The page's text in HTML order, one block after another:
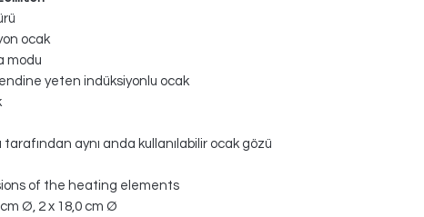
ocak
modu
yeten indüksiyonlu ocak
tarafından aynı anda kullanılabilir ocak gözü
of the heating elements
cm Ø, 2 x 18,0 cm Ø